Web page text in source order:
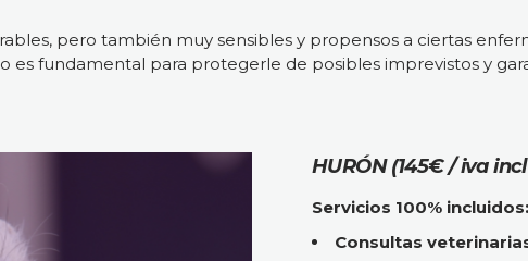
pero también muy sensibles y propensos a ciertas
es fundamental para protegerle de posibles imprevistos y
HURÓN (145€ / iva
Servicios 100% incluidos:
Consultas